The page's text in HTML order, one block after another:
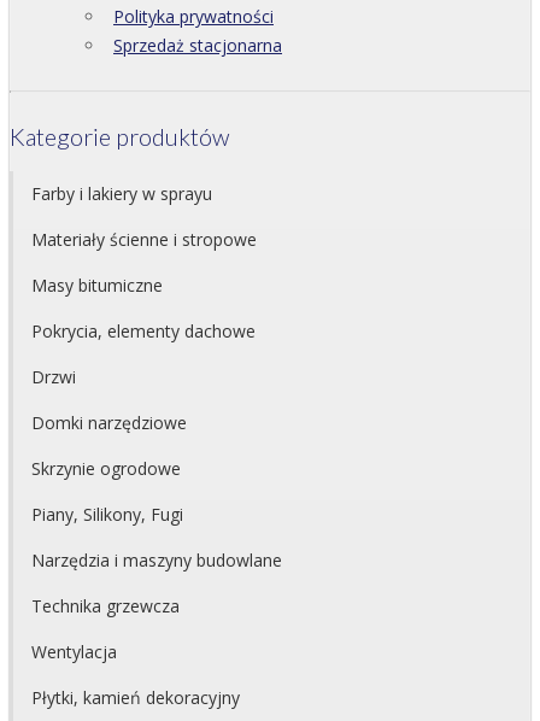
Polityka prywatności
Sprzedaż stacjonarna
Kategorie produktów
Farby i lakiery w sprayu
Materiały ścienne i stropowe
Masy bitumiczne
Pokrycia, elementy dachowe
Drzwi
Domki narzędziowe
Skrzynie ogrodowe
Piany, Silikony, Fugi
Narzędzia i maszyny budowlane
Technika grzewcza
Wentylacja
Płytki, kamień dekoracyjny